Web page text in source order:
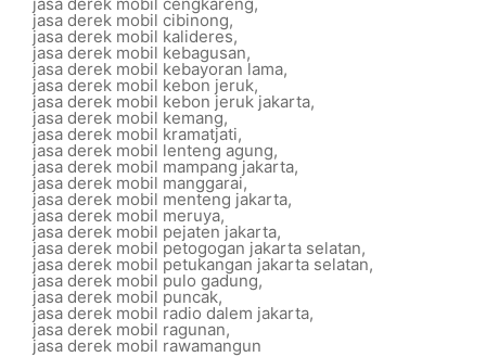
jasa derek mobil cibinong,
jasa derek mobil kalideres,
jasa derek mobil kebagusan,
jasa derek mobil kebayoran lama,
jasa derek mobil kebon jeruk,
jasa derek mobil kebon jeruk jakarta,
jasa derek mobil kemang,
jasa derek mobil kramatjati,
jasa derek mobil lenteng agung,
jasa derek mobil mampang jakarta,
jasa derek mobil manggarai,
jasa derek mobil menteng jakarta,
jasa derek mobil meruya,
jasa derek mobil pejaten jakarta,
jasa derek mobil petogogan jakarta selatan,
jasa derek mobil petukangan jakarta selatan,
jasa derek mobil pulo gadung,
jasa derek mobil puncak,
jasa derek mobil radio dalem jakarta,
jasa derek mobil ragunan,
jasa derek mobil rawamangun